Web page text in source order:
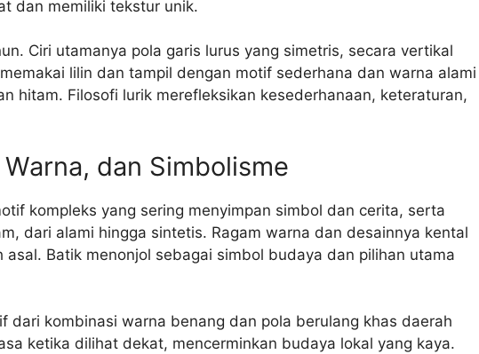
dan memiliki tekstur unik.
Ciri utamanya pola garis lurus yang simetris, secara vertikal
lilin dan tampil dengan motif sederhana dan warna alami
hitam. Filosofi lurik merefleksikan kesederhanaan, keteraturan,
dan Simbolisme
kompleks yang sering menyimpan simbol dan cerita, serta
dari alami hingga sintetis. Ragam warna dan desainnya kental
Batik menonjol sebagai simbol budaya dan pilihan utama
dari kombinasi warna benang dan pola berulang khas daerah
ketika dilihat dekat, mencerminkan budaya lokal yang kaya.